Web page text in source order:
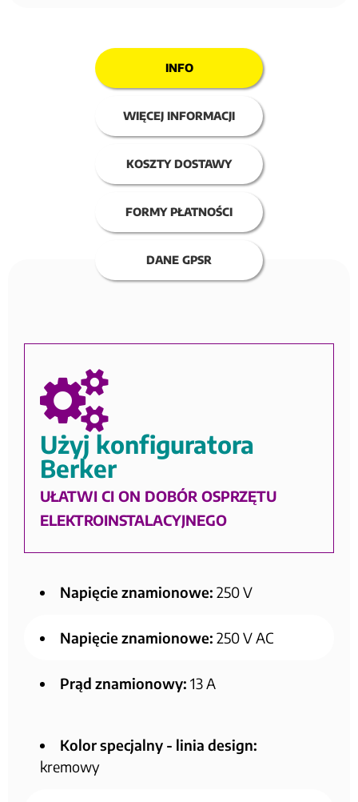
INFO
WIĘCEJ INFORMACJI
KOSZTY DOSTAWY
FORMY PŁATNOŚCI
DANE GPSR
Użyj konfiguratora
Berker
UŁATWI CI ON DOBÓR OSPRZĘTU
ELEKTROINSTALACYJNEGO
Napięcie znamionowe: 250 V
Napięcie znamionowe: 250 V AC
Prąd znamionowy: 13 A
Kolor specjalny - linia design:
kremowy